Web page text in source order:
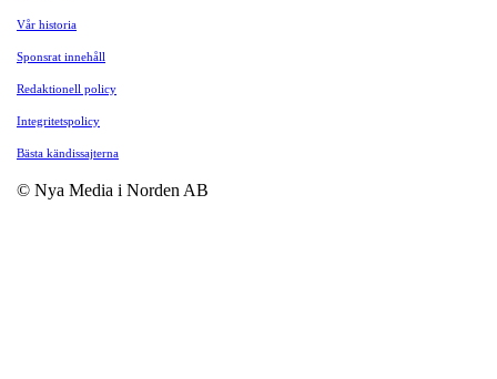
Vår historia
Sponsrat innehåll
Redaktionell policy
Integritetspolicy
Bästa kändissajterna
© Nya Media i Norden AB